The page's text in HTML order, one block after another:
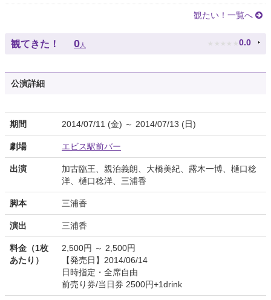
観たい！一覧へ
観てきた！ 0 人 ★ ★ ★ ★ ★ 0.0
公演詳細
期間 2014/07/11 (金) ～ 2014/07/13 (日)
劇場 エビス駅前バー
出演
加古臨王、親泊義朗、大橋美紀、露木一博、樋口稔
洋、樋口稔洋、三浦香
脚本 三浦香
演出 三浦香
料金（1枚
あたり）
2,500円 ～ 2,500円
【発売日】2014/06/14
日時指定・全席自由
前売り券/当日券 2500円+1drink